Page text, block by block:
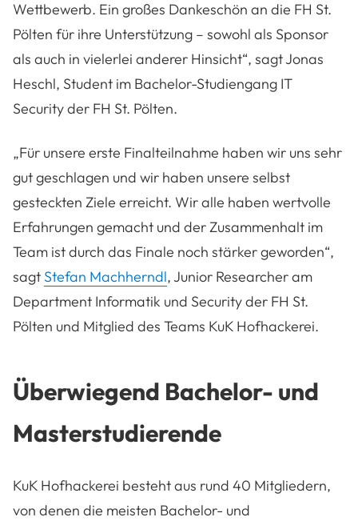
Wettbewerb. Ein großes Dankeschön an die FH St.
Pölten für ihre Unterstützung – sowohl als Sponsor
als auch in vielerlei anderer Hinsicht“, sagt Jonas
Heschl, Student im Bachelor-Studiengang IT
Security der FH St. Pölten.
„Für unsere erste Finalteilnahme haben wir uns sehr
gut geschlagen und wir haben unsere selbst
gesteckten Ziele erreicht. Wir alle haben wertvolle
Erfahrungen gemacht und der Zusammenhalt im
Team ist durch das Finale noch stärker geworden“,
sagt Stefan Machherndl, Junior Researcher am
Department Informatik und Security der FH St.
Pölten und Mitglied des Teams KuK Hofhackerei.
Überwiegend Bachelor- und
Masterstudierende
KuK Hofhackerei besteht aus rund 40 Mitgliedern,
von denen die meisten Bachelor- und